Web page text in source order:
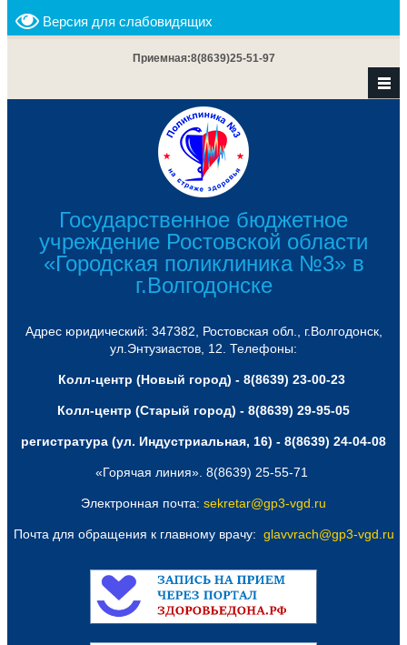
Версия для слабовидящих
Приемная:8(8639)25-51-97
Государственное бюджетное
учреждение Ростовской области
«Городская поликлиника №3» в
г.Волгодонске
Адрес юридический: 347382, Ростовская обл., г.Волгодонск,
ул.Энтузиастов, 12. Телефоны:
Колл-центр (Новый город) - 8(8639) 23-00-23
Колл-центр (Старый город) - 8(8639) 29-95-05
регистратура (ул. Индустриальная, 16) - 8(8639) 24-04-08
«Горячая линия». 8(8639) 25-55-71
Электронная почта: sekretar@gp3-vgd.ru
Почта для обращения к главному врачу: glavvrach@gp3-vgd.ru